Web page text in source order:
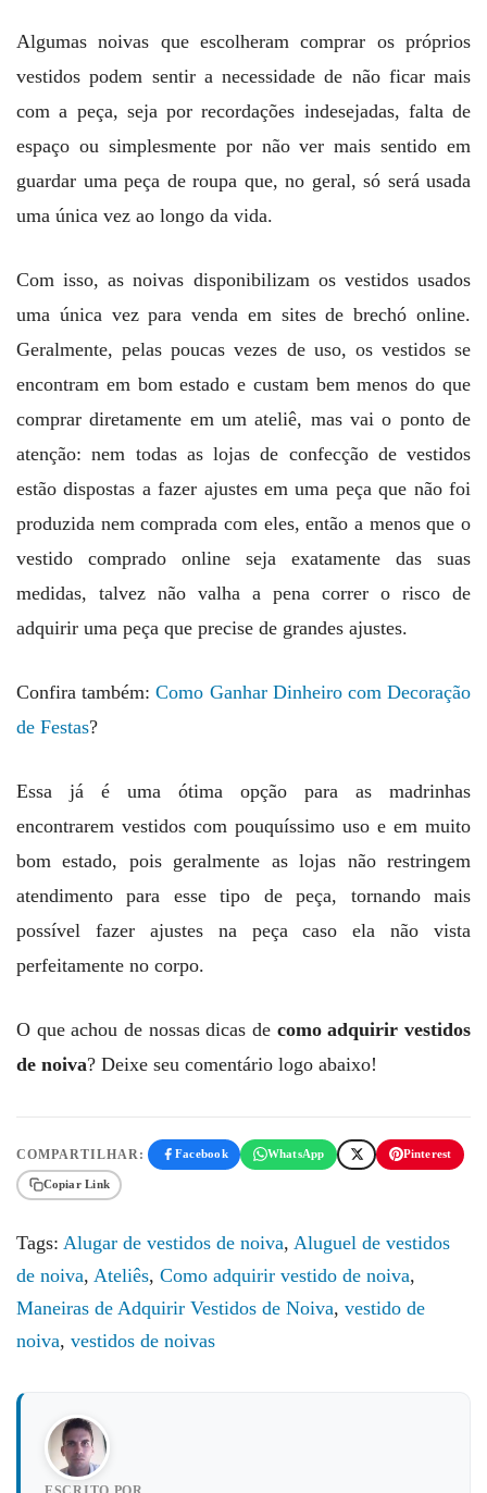
Algumas noivas que escolheram comprar os próprios
vestidos podem sentir a necessidade de não ficar mais
com a peça, seja por recordações indesejadas, falta de
espaço ou simplesmente por não ver mais sentido em
guardar uma peça de roupa que, no geral, só será usada
uma única vez ao longo da vida.
Com isso, as noivas disponibilizam os vestidos usados
uma única vez para venda em sites de brechó online.
Geralmente, pelas poucas vezes de uso, os vestidos se
encontram em bom estado e custam bem menos do que
comprar diretamente em um ateliê, mas vai o ponto de
atenção: nem todas as lojas de confecção de vestidos
estão dispostas a fazer ajustes em uma peça que não foi
produzida nem comprada com eles, então a menos que o
vestido comprado online seja exatamente das suas
medidas, talvez não valha a pena correr o risco de
adquirir uma peça que precise de grandes ajustes.
Confira também:Como Ganhar Dinheiro com Decoração
de Festas?
Essa já é uma ótima opção para as madrinhas
encontrarem vestidos com pouquíssimo uso e em muito
bom estado, pois geralmente as lojas não restringem
atendimento para esse tipo de peça, tornando mais
possível fazer ajustes na peça caso ela não vista
perfeitamente no corpo.
O que achou de nossas dicas de como adquirir vestidos
de noiva? Deixe seu comentário logo abaixo!
COMPARTILHAR: Facebook WhatsApp Pinterest
Copiar Link
Tags: Alugar de vestidos de noiva, Aluguel de vestidos
de noiva, Ateliês, Como adquirir vestido de noiva,
Maneiras de Adquirir Vestidos de Noiva, vestido de
noiva, vestidos de noivas